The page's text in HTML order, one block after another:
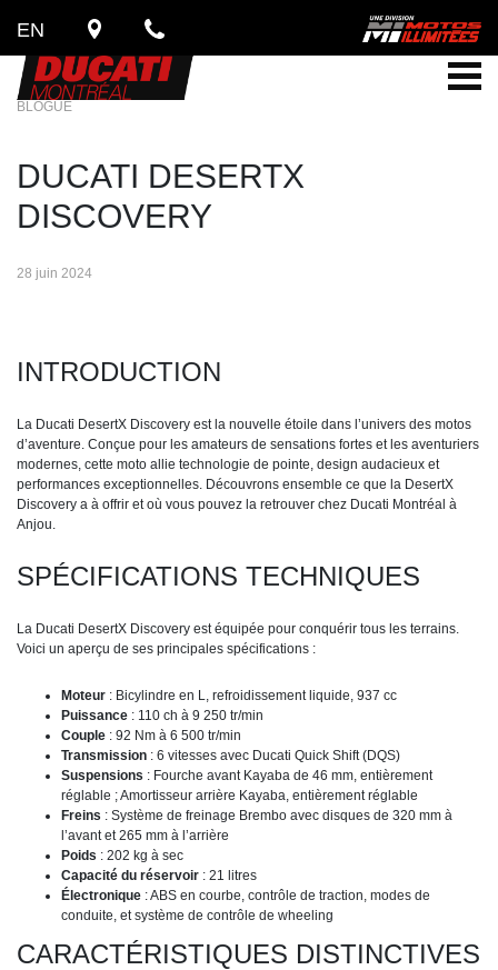
EN
BLOGUE
DUCATI DESERTX
DISCOVERY
28 juin 2024
INTRODUCTION
La Ducati DesertX Discovery est la nouvelle étoile dans l’univers des motos
d’aventure. Conçue pour les amateurs de sensations fortes et les aventuriers
modernes, cette moto allie technologie de pointe, design audacieux et
performances exceptionnelles. Découvrons ensemble ce que la DesertX
Discovery a à offrir et où vous pouvez la retrouver chez Ducati Montréal à
Anjou.
SPÉCIFICATIONS TECHNIQUES
La Ducati DesertX Discovery est équipée pour conquérir tous les terrains.
Voici un aperçu de ses principales spécifications :
Moteur : Bicylindre en L, refroidissement liquide, 937 cc
Puissance : 110 ch à 9 250 tr/min
Couple : 92 Nm à 6 500 tr/min
Transmission : 6 vitesses avec Ducati Quick Shift (DQS)
Suspensions : Fourche avant Kayaba de 46 mm, entièrement
réglable ; Amortisseur arrière Kayaba, entièrement réglable
Freins : Système de freinage Brembo avec disques de 320 mm à
l’avant et 265 mm à l’arrière
Poids : 202 kg à sec
Capacité du réservoir : 21 litres
Électronique : ABS en courbe, contrôle de traction, modes de
conduite, et système de contrôle de wheeling
CARACTÉRISTIQUES DISTINCTIVES